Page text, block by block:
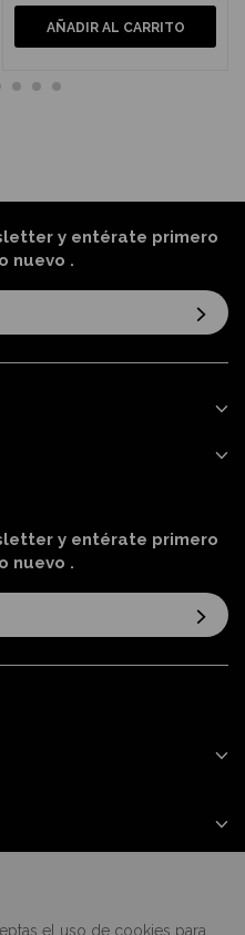
el uso de cookies para
AÑADIR AL CARRITO
y entérate primero
nuevo .
y entérate primero
nuevo .